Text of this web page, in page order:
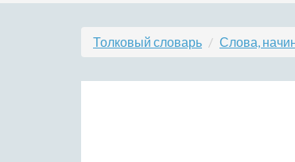
Толковый словарь Слова,